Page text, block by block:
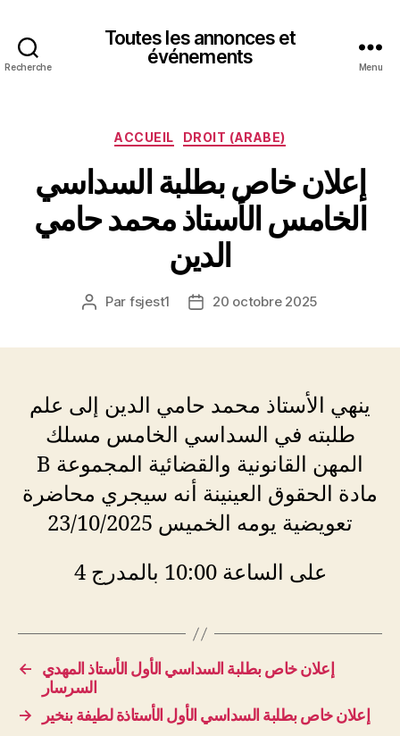
Recherche
Toutes les annonces et
événements
Menu
Catégories
ACCUEIL DROIT (ARABE)
إعلان خاص بطلبة السداسي
الخامس الأستاذ محمد حامي
الدين
Auteur
Par fsjest1
Date20 octobre 2025
ينهي الأستاذ محمد حامي الدين إلى علم
طلبته في السداسي الخامس مسلك
المهن القانونية والقضائية المجموعة B
مادة الحقوق العينينة أنه سيجري محاضرة
تعويضية يومه الخميس 23/10/2025
على الساعة 10:00 بالمدرج 4
←
إعلان خاص بطلبة السداسي الأول الأستاذ المهدي
السرسار
→
إعلان خاص بطلبة السداسي الأول الأستاذة لطيفة بنخير